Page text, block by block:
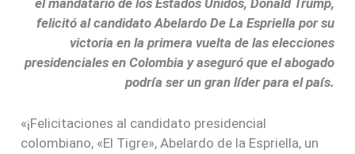
el mandatario de los Estados Unidos, Donald Trump,
felicitó al candidato Abelardo De La Espriella por su
victoria en la primera vuelta de las elecciones
presidenciales en Colombia y aseguró que el abogado
podría ser un gran líder para el país.
«¡Felicitaciones al candidato presidencial
colombiano, «El Tigre», Abelardo de la Espriella, un